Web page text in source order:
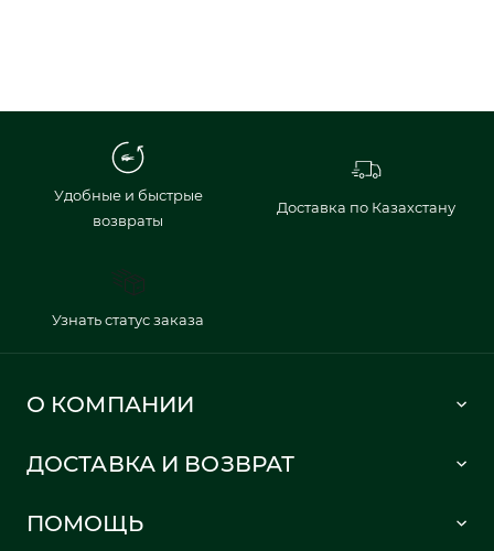
Удобные и быстрые
возвраты
Доставка по Казахстану
Узнать статус заказа
О КОМПАНИИ
Политика в отношении обработки персональных данных
ДОСТАВКА И ВОЗВРАТ
Информация о доставке
ПОМОЩЬ